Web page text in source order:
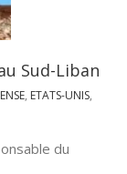
Sud-Liban
, ETATS-UNIS,
du